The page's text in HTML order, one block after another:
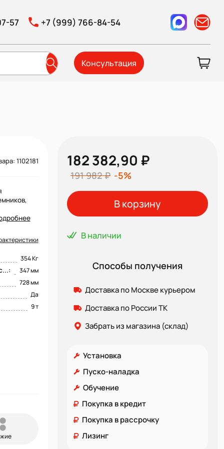
57 +7 (999) 766-84-54
Консультация
1102181
354 Кг
347 мм
728 мм
Да
9 т
182 382,90 ₽
191 982 ₽ -5%
В корзину
В наличии
Способы получения
Доставка по Москве курьером
Доставка по России ТК
Забрать из магазина (склад)
Установка
Пуско-наладка
Обучение
Покупка в кредит
Покупка в рассрочку
Лизинг